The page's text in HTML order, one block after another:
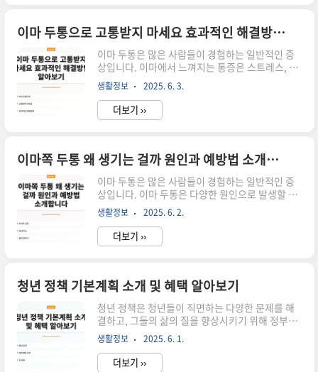
책 놀라운 효과적인 방법으로 극복하기 바로가기트
리트 먼트 란 5가지 놀라운 효과 바로가기AI가 바
꿔주는 이미지 변환 놀라운 결과 확인하기 이미지
변 바로가기환기 시간대 선택하기 미세먼지 농도가
낮은 시간을 선택하여 환기를 하는 것이 가장 기본
적이면서도 중요한 방법입니다. 대체로 오전 ..
이마 두통으로 고통받지 마세요 효과적인 해결방법 알아보기
이마 두통은 많은 사람들이 경험하는 일반적인 증
상입니다. 이마에서 느껴지는 통증은 스트레스, 눈
의 피로, 불규칙한 생활습관 등 다양한 원인으로 발
생할 수 있습니다. 이 통증이 지속되면 일상생활에
큰 영향을 미치게 되므로, 효과적인 해결 방법을 아
는 것이 중요합니다. ▼▼▼ 바로 확인 하면 좋은
보기 바로가기이마거상 완벽 정복 초보자를 위한
필수 지식 바로가기이마 두통의 원인 이마 두통의
원인은 다양합니다. 가장 흔한 원인으로는 스트레
스, 눈의 피로, 그리고 불규칙한 수면 패턴이 있습
니다. 이 외에도 체내 수분 부족이나 카페인의 과다
섭취도 원인이 될 수 있습니다. 이마 두통은 신체..
생활정보 2025. 6. 3.
더보기 ››
이마쪽 두통 왜 생기는 걸까 원인과 예방법 소개합니다
이마 두통은 많은 사람들이 경험하는 일반적인 증
상입니다. 이마 두통은 다양한 원인으로 발생할 수
있으며, 그 원인에 따라 증상과 치료 방법이 다를 수
있습니다. 이번 포스트에서는 이마 두통의 주요 원
인과 예방법에 대해 자세히 살펴보겠습니다.
▼▼▼ 바로 확인 하면 좋은 글 ▼▼▼ 아이 두통
있으며, 그 중에서 가장 흔한 원인들은 다음과 같습
니다:스트레스: 일상생활에서의 스트레스는 근육
긴장을 유발하여 두통을 초래할 수 있습니다.눈의
피로: 장시간 컴퓨터 작업이나 스마트폰 사용은 눈
의 피로를 유발하고, 이로 인해 두통이 발생할 수 있
습니다.부적절한 자세: 잘못된 자세로 앉아 있는 경
우..
생활정보 2025. 6. 2.
더보기 ››
청년 정책 기본계획 소개 및 혜택 알아보기
청년 정책은 청년들이 직면하는 다양한 문제를 해
결하고, 그들의 삶의 질을 향상시키기 위해 정부가
마련한 계획입니다. 특히, 청년 실업, 주거 문제, 교
육 기회 등 여러 분야에서 청년 정책이 시행되고 있
습니다. 이번 포스트에서는 청년 정책의 기본계획
생활정보 2025. 6. 1.
더보기 ››